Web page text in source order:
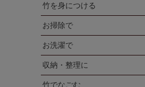
竹を身につける
お掃除で
お洗濯で
収納・整理に
竹でなごむ